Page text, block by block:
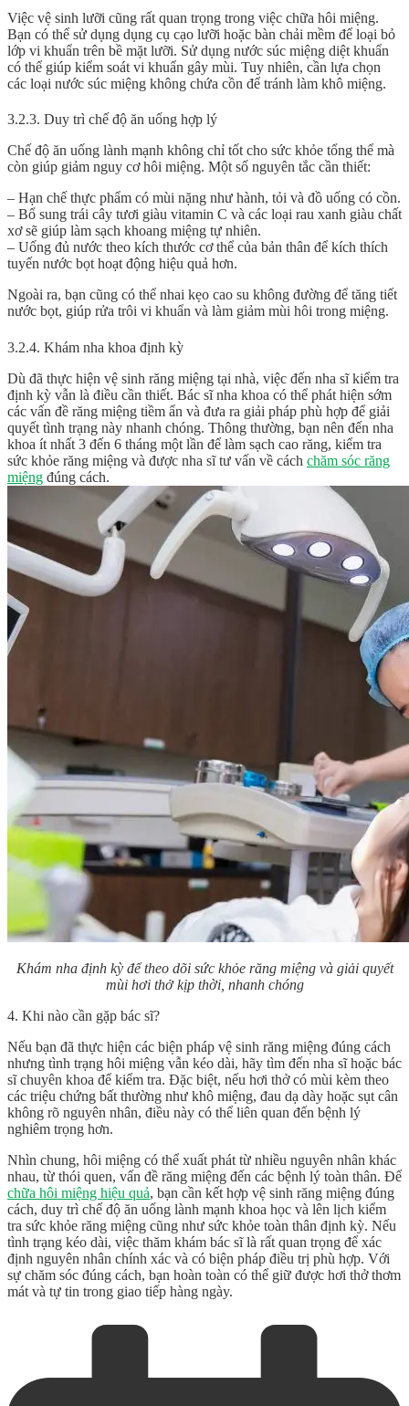
Việc vệ sinh lưỡi cũng rất quan trọng trong việc chữa hôi miệng.
Bạn có thể sử dụng dụng cụ cạo lưỡi hoặc bàn chải mềm để loại bỏ
lớp vi khuẩn trên bề mặt lưỡi. Sử dụng nước súc miệng diệt khuẩn
có thể giúp kiểm soát vi khuẩn gây mùi. Tuy nhiên, cần lựa chọn
các loại nước súc miệng không chứa cồn để tránh làm khô miệng.
3.2.3. Duy trì chế độ ăn uống hợp lý
Chế độ ăn uống lành mạnh không chỉ tốt cho sức khỏe tổng thể mà
còn giúp giảm nguy cơ hôi miệng. Một số nguyên tắc cần thiết:
– Hạn chế thực phẩm có mùi nặng như hành, tỏi và đồ uống có cồn.
– Bổ sung trái cây tươi giàu vitamin C và các loại rau xanh giàu chất
xơ sẽ giúp làm sạch khoang miệng tự nhiên.
– Uống đủ nước theo kích thước cơ thể của bản thân để kích thích
tuyến nước bọt hoạt động hiệu quả hơn.
Ngoài ra, bạn cũng có thể nhai kẹo cao su không đường để tăng tiết
nước bọt, giúp rửa trôi vi khuẩn và làm giảm mùi hôi trong miệng.
3.2.4. Khám nha khoa định kỳ
Dù đã thực hiện vệ sinh răng miệng tại nhà, việc đến nha sĩ kiểm tra
định kỳ vẫn là điều cần thiết. Bác sĩ nha khoa có thể phát hiện sớm
các vấn đề răng miệng tiềm ẩn và đưa ra giải pháp phù hợp để giải
quyết tình trạng này nhanh chóng. Thông thường, bạn nên đến nha
khoa ít nhất 3 đến 6 tháng một lần để làm sạch cao răng, kiểm tra
sức khỏe răng miệng và được nha sĩ tư vấn về cách chăm sóc răng
miệng đúng cách.
Khám nha định kỳ để theo dõi sức khỏe răng miệng và giải quyết
mùi hơi thở kịp thời, nhanh chóng
4. Khi nào cần gặp bác sĩ?
Nếu bạn đã thực hiện các biện pháp vệ sinh răng miệng đúng cách
nhưng tình trạng hôi miệng vẫn kéo dài, hãy tìm đến nha sĩ hoặc bác
sĩ chuyên khoa để kiểm tra. Đặc biệt, nếu hơi thở có mùi kèm theo
các triệu chứng bất thường như khô miệng, đau dạ dày hoặc sụt cân
không rõ nguyên nhân, điều này có thể liên quan đến bệnh lý
nghiêm trọng hơn.
Nhìn chung, hôi miệng có thể xuất phát từ nhiều nguyên nhân khác
nhau, từ thói quen, vấn đề răng miệng đến các bệnh lý toàn thân. Để
chữa hôi miệng hiệu quả, bạn cần kết hợp vệ sinh răng miệng đúng
cách, duy trì chế độ ăn uống lành mạnh khoa học và lên lịch kiểm
tra sức khỏe răng miệng cũng như sức khỏe toàn thân định kỳ. Nếu
tình trạng kéo dài, việc thăm khám bác sĩ là rất quan trọng để xác
định nguyên nhân chính xác và có biện pháp điều trị phù hợp. Với
sự chăm sóc đúng cách, bạn hoàn toàn có thể giữ được hơi thở thơm
mát và tự tin trong giao tiếp hàng ngày.